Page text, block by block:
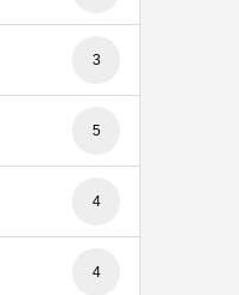
3
5
4
4